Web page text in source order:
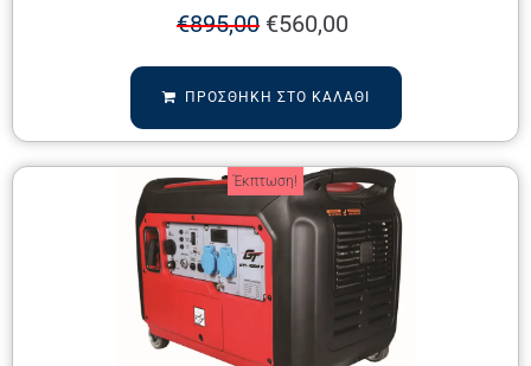
€895,00 €560,00
ΠΡΟΣΘΉΚΗ ΣΤΟ ΚΑΛΆΘΙ
Έκπτωση!